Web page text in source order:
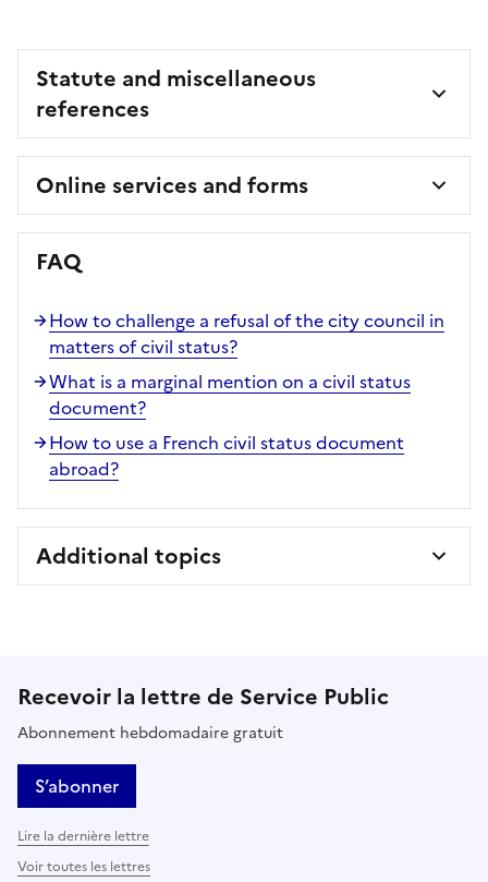
Statute and miscellaneous
references
Online services and forms
FAQ
How to challenge a refusal of the city council in
matters of civil status?
What is a marginal mention on a civil status
document?
How to use a French civil status document
abroad?
Additional topics
Recevoir la lettre de Service Public
Abonnement hebdomadaire gratuit
S’abonner
Lire la dernière lettre
Voir toutes les lettres